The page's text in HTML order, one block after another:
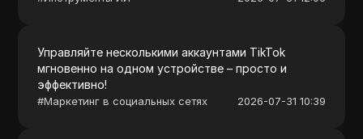
Управляйте несколькими аккаунтами TikTok
мгновенно на одном устройстве – просто и
эффективно!
#Маркетинг в социальных сетях 2026-07-31 10:39